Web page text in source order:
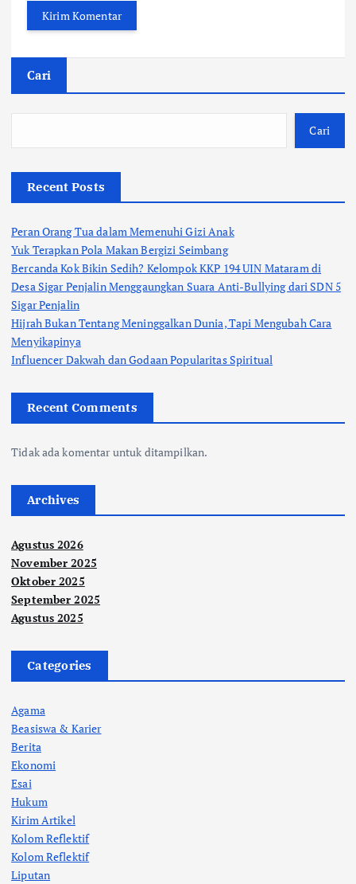
Cari
Cari
Recent Posts
Peran Orang Tua dalam Memenuhi Gizi Anak
Yuk Terapkan Pola Makan Bergizi Seimbang
Bercanda Kok Bikin Sedih? Kelompok KKP 194 UIN Mataram di
Desa Sigar Penjalin Menggaungkan Suara Anti-Bullying dari SDN 5
Sigar Penjalin
Hijrah Bukan Tentang Meninggalkan Dunia, Tapi Mengubah Cara
Menyikapinya
Influencer Dakwah dan Godaan Popularitas Spiritual
Recent Comments
Tidak ada komentar untuk ditampilkan.
Archives
Agustus 2026
November 2025
Oktober 2025
September 2025
Agustus 2025
Categories
Agama
Beasiswa & Karier
Berita
Ekonomi
Esai
Hukum
Kirim Artikel
Kolom Reflektif
Kolom Reflektif
Liputan